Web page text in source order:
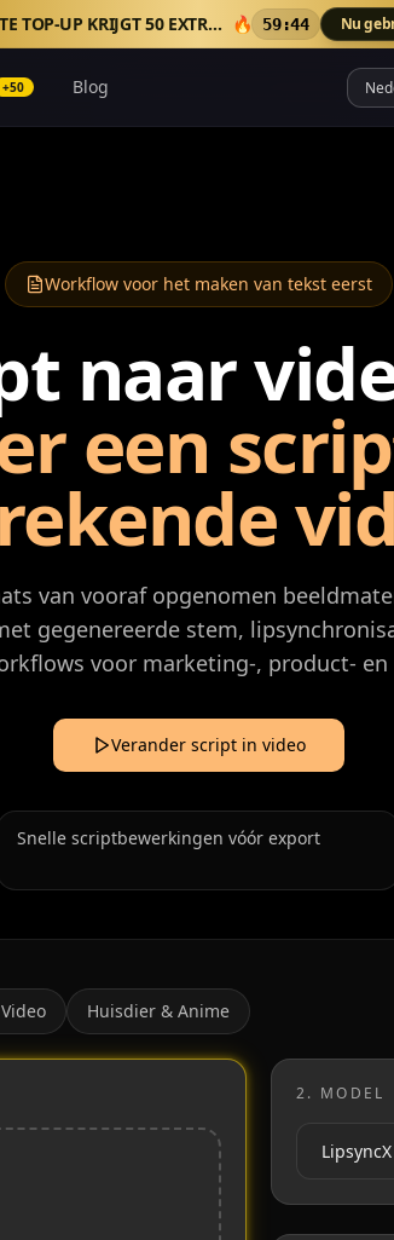
EERSTE TOP-UP KRIJGT 50 EXTRA CREDITS 🔥 59:39 Nu
+50 Blog
Workflow voor het maken van tekst eerst
naar
een
van vooraf opgenomen
gegenereerde stem,
voor marketing-, product-
Verander script in video
Snelle scriptbewerkingen vóór export
Huisdier & Anime
2. MODEL